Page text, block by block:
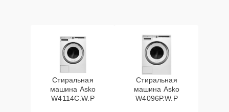
Стиральная
машина Asko
W4114C.W.P
Стиральная
машина Asko
W4096P.W.P